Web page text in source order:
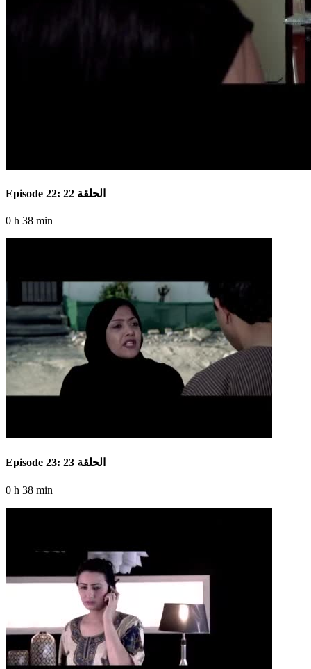
Episode 22: الحلقة 22
0 h 38 min
Episode 23: الحلقة 23
0 h 38 min